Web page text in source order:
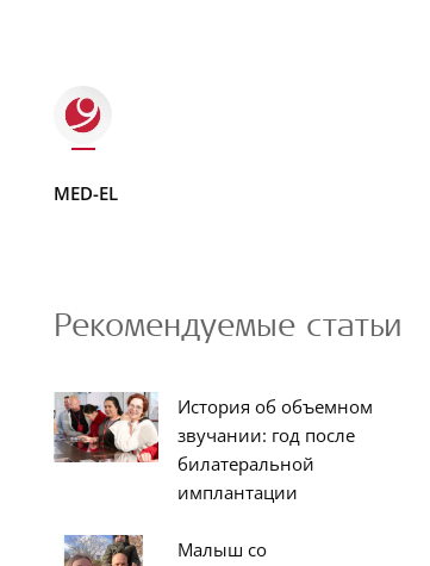
MED-EL
Рекомендуемые статьи
История об объемном
звучании: год после
билатеральной
имплантации
Малыш со